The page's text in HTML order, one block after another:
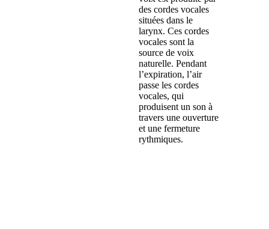
des cordes vocales
situées dans le
larynx. Ces cordes
vocales sont la
source de voix
naturelle. Pendant
l’expiration, l’air
passe les cordes
vocales, qui
produisent un son à
travers une ouverture
et une fermeture
rythmiques.